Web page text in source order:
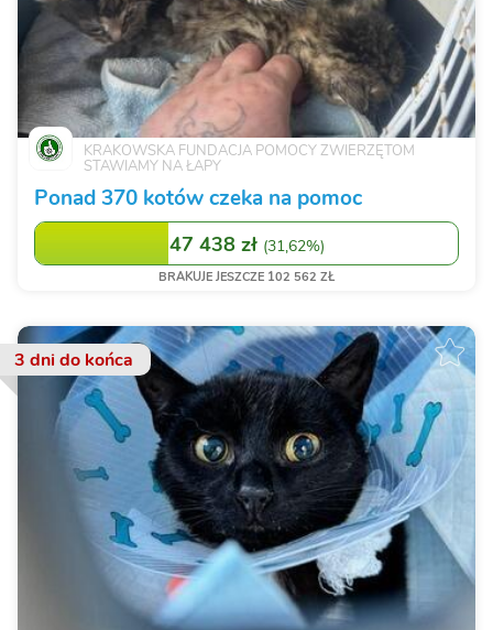
KRAKOWSKA FUNDACJA POMOCY ZWIERZĘTOM
STAWIAMY NA ŁAPY
Ponad 370 kotów czeka na pomoc
47 438 zł (31,62%)
BRAKUJE JESZCZE 102 562 ZŁ
3 dnido końca